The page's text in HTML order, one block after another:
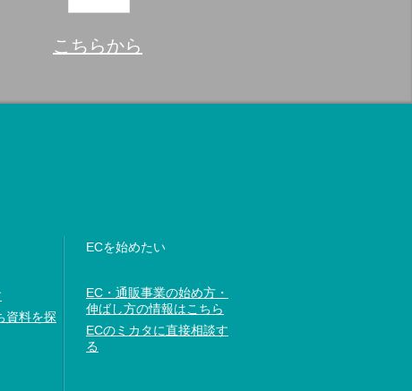
こちらから
資料を探
ECを始めたい
EC・通販事業の始め方・
伸ばし方の情報はこちら
ECのミカタに直接相談す
る